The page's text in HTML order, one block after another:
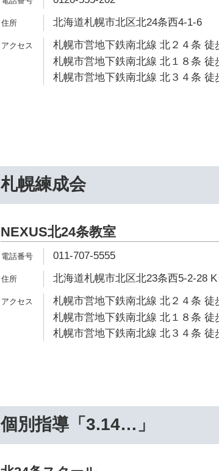
北海道札幌市北区北24条西4-1-6
札幌市営地下鉄南北線 北２４条 徒
札幌市営地下鉄南北線 北１８条 徒
札幌市営地下鉄南北線 北３４条 徒
札幌練成会
NEXUS北24条教室
011-707-5555
北海道札幌市北区北23条西5-2-28
札幌市営地下鉄南北線 北２４条 徒
札幌市営地下鉄南北線 北１８条 徒
札幌市営地下鉄南北線 北３４条 徒
個別指導「3.14…」